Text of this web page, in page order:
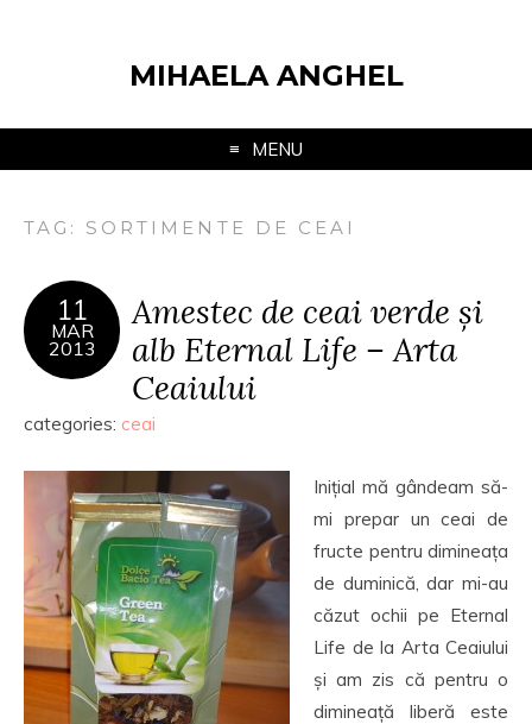
MIHAELA ANGHEL
MENU
TAG: SORTIMENTE DE CEAI
11
MAR
2013
Amestec de ceai verde și
alb Eternal Life – Arta
Ceaiului
categories: ceai
Inițial mă gândeam să-
mi prepar un ceai de
fructe pentru dimineața
de duminică, dar mi-au
căzut ochii pe Eternal
Life de la Arta Ceaiului
și am zis că pentru o
dimineață liberă este